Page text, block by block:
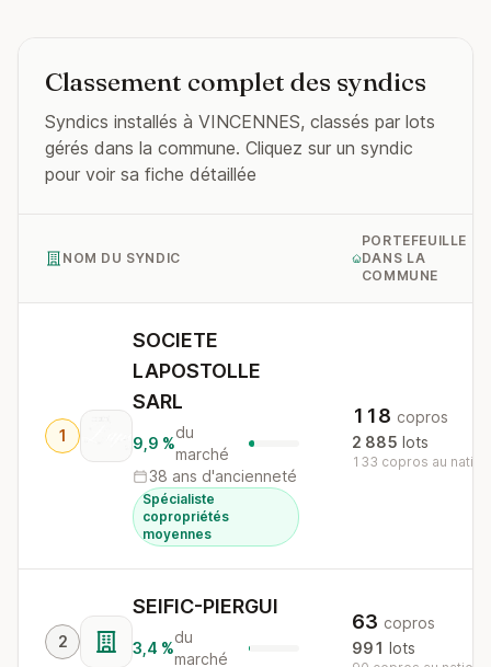
Classement complet des syndics
Syndics installés à VINCENNES, classés par lots
gérés dans la commune. Cliquez sur un syndic
pour voir sa fiche détaillée
NOM DU SYNDIC
PORTEFEUILLE
DANS LA
COMMUNE
1
SOCIETE
LAPOSTOLLE
SARL
9,9 %
du
marché
38 ans d'ancienneté
Spécialiste
copropriétés
moyennes
118 copros
2 885 lots
133 copros au
2
SEIFIC-PIERGUI
3,4 %
du
marché
63 copros
991 lots